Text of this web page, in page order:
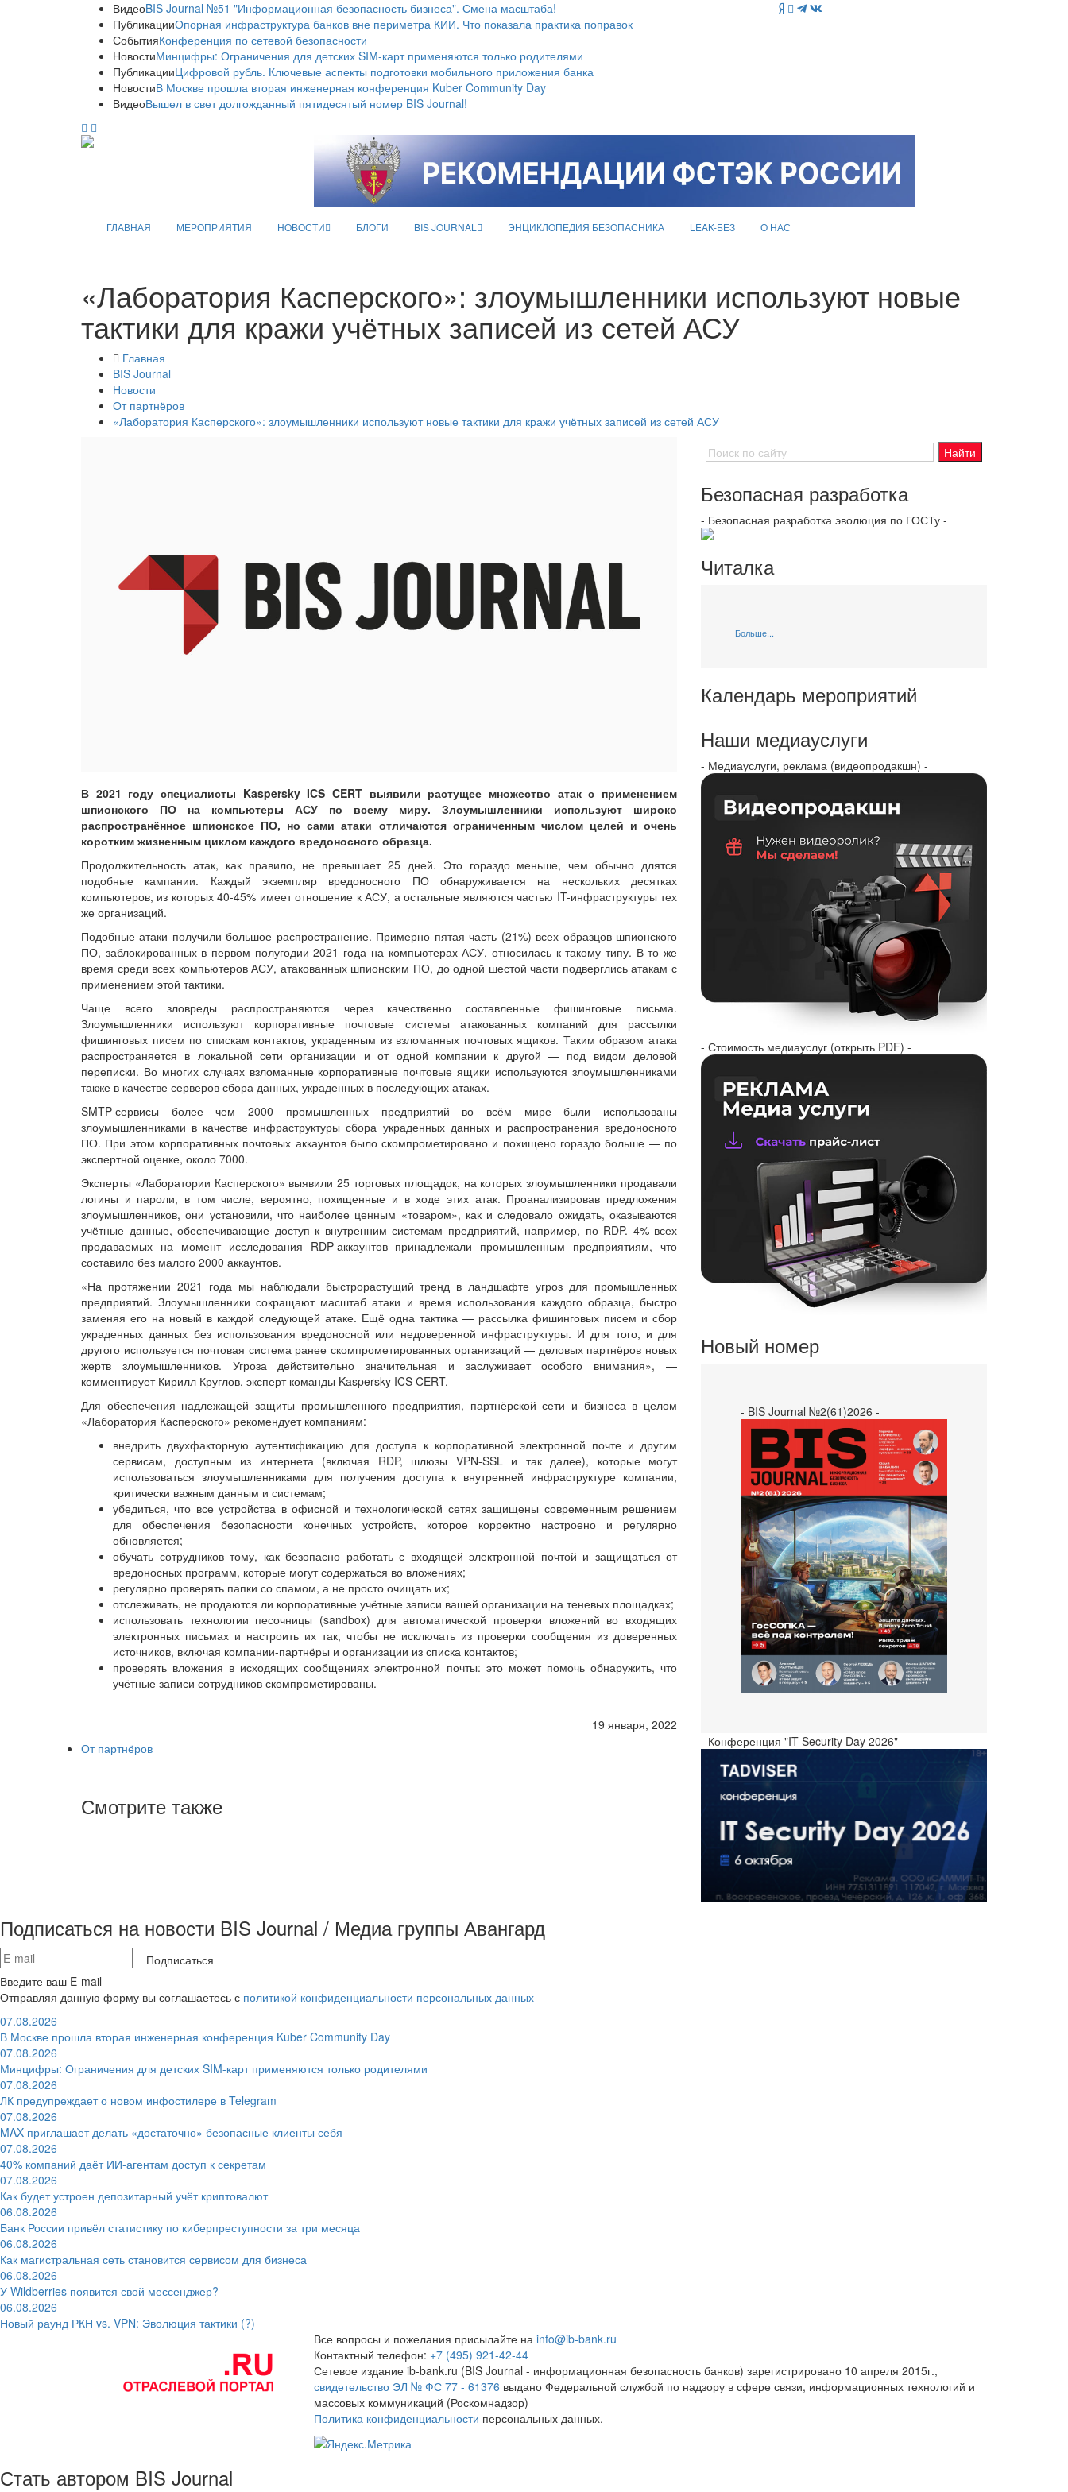
ВидеоBIS Journal №51 "Информационная безопасность бизнеса". Смена масштаба!
ПубликацииОпорная инфраструктура банков вне периметра КИИ. Что показала практика поправок
СобытияКонференция по сетевой безопасности
НовостиМинцифры: Ограничения для детских SIM-карт применяются только родителями
ПубликацииЦифровой рубль. Ключевые аспекты подготовки мобильного приложения банка
НовостиВ Москве прошла вторая инженерная конференция Kuber Community Day
ВидеоВышел в свет долгожданный пятидесятый номер BIS Journal!
ГЛАВНАЯ МЕРОПРИЯТИЯ НОВОСТИ БЛОГИ BIS JOURNAL ЭНЦИКЛОПЕДИЯ БЕЗОПАСНИКА LEAK-БЕЗ О НАС
«Лаборатория Касперского»: злоумышленники используют новые
тактики для кражи учётных записей из сетей АСУ
Главная
BIS Journal
Новости
От партнёров
«Лаборатория Касперского»: злоумышленники используют новые тактики для кражи учётных записей из сетей АСУ
В 2021 году специалисты Kaspersky ICS CERT выявили растущее множество атак с применением
шпионского ПО на компьютеры АСУ по всему миру. Злоумышленники используют широко
распространённое шпионское ПО, но сами атаки отличаются ограниченным числом целей и очень
коротким жизненным циклом каждого вредоносного образца.
Продолжительность атак, как правило, не превышает 25 дней. Это гораздо меньше, чем обычно длятся
подобные кампании. Каждый экземпляр вредоносного ПО обнаруживается на нескольких десятках
компьютеров, из которых 40-45% имеет отношение к АСУ, а остальные являются частью IT-инфраструктуры тех
же организаций.
Подобные атаки получили большое распространение. Примерно пятая часть (21%) всех образцов шпионского
ПО, заблокированных в первом полугодии 2021 года на компьютерах АСУ, относилась к такому типу. В то же
время среди всех компьютеров АСУ, атакованных шпионским ПО, до одной шестой части подверглись атакам с
применением этой тактики.
Чаще всего зловреды распространяются через качественно составленные фишинговые письма.
Злоумышленники используют корпоративные почтовые системы атакованных компаний для рассылки
фишинговых писем по спискам контактов, украденным из взломанных почтовых ящиков. Таким образом атака
распространяется в локальной сети организации и от одной компании к другой — под видом деловой
переписки. Во многих случаях взломанные корпоративные почтовые ящики используются злоумышленниками
также в качестве серверов сбора данных, украденных в последующих атаках.
SMTP-сервисы более чем 2000 промышленных предприятий во всём мире были использованы
злоумышленниками в качестве инфраструктуры сбора украденных данных и распространения вредоносного
ПО. При этом корпоративных почтовых аккаунтов было скомпрометировано и похищено гораздо больше — по
экспертной оценке, около 7000.
Эксперты «Лаборатории Касперского» выявили 25 торговых площадок, на которых злоумышленники продавали
логины и пароли, в том числе, вероятно, похищенные и в ходе этих атак. Проанализировав предложения
злоумышленников, они установили, что наиболее ценным «товаром», как и следовало ожидать, оказываются
учётные данные, обеспечивающие доступ к внутренним системам предприятий, например, по RDP. 4% всех
продаваемых на момент исследования RDP-аккаунтов принадлежали промышленным предприятиям, что
составило без малого 2000 аккаунтов.
«На протяжении 2021 года мы наблюдали быстрорастущий тренд в ландшафте угроз для промышленных
предприятий. Злоумышленники сокращают масштаб атаки и время использования каждого образца, быстро
заменяя его на новый в каждой следующей атаке. Ещё одна тактика — рассылка фишинговых писем и сбор
украденных данных без использования вредоносной или недоверенной инфраструктуры. И для того, и для
другого используется почтовая система ранее скомпрометированных организаций — деловых партнёров новых
жертв злоумышленников. Угроза действительно значительная и заслуживает особого внимания», —
комментирует Кирилл Круглов, эксперт команды Kaspersky ICS CERT.
Для обеспечения надлежащей защиты промышленного предприятия, партнёрской сети и бизнеса в целом
«Лаборатория Касперского» рекомендует компаниям:
внедрить двухфакторную аутентификацию для доступа к корпоративной электронной почте и другим
сервисам, доступным из интернета (включая RDP, шлюзы VPN-SSL и так далее), которые могут
использоваться злоумышленниками для получения доступа к внутренней инфраструктуре компании,
критически важным данным и системам;
убедиться, что все устройства в офисной и технологической сетях защищены современным решением
для обеспечения безопасности конечных устройств, которое корректно настроено и регулярно
обновляется;
обучать сотрудников тому, как безопасно работать с входящей электронной почтой и защищаться от
вредоносных программ, которые могут содержаться во вложениях;
регулярно проверять папки со спамом, а не просто очищать их;
отслеживать, не продаются ли корпоративные учётные записи вашей организации на теневых площадках;
использовать технологии песочницы (sandbox) для автоматической проверки вложений во входящих
электронных письмах и настроить их так, чтобы не исключать из проверки сообщения из доверенных
источников, включая компании-партнёры и организации из списка контактов;
проверять вложения в исходящих сообщениях электронной почты: это может помочь обнаружить, что
учётные записи сотрудников скомпрометированы.
19 января, 2022
От партнёров
Смотрите также
Безопасная разработка
- Безопасная разработка эволюция по ГОСТу -
Читалка
Больше...
Календарь мероприятий
Наши медиауслуги
- Медиауслуги, реклама (видеопродакшн) -
- Стоимость медиауслуг (открыть PDF) -
Новый номер
- BIS Journal №2(61)2026 -
- Конференция "IT Security Day 2026" -
Подписаться на новости BIS Journal / Медиа группы Авангард
Подписаться
Введите ваш E-mail
Отправляя данную форму вы соглашаетесь с политикой конфиденциальности персональных данных
07.08.2026
В Москве прошла вторая инженерная конференция Kuber Community Day
07.08.2026
Минцифры: Ограничения для детских SIM-карт применяются только родителями
07.08.2026
ЛК предупреждает о новом инфостилере в Telegram
07.08.2026
MAX приглашает делать «достаточно» безопасные клиенты себя
07.08.2026
40% компаний даёт ИИ‑агентам доступ к секретам
07.08.2026
Как будет устроен депозитарный учёт криптовалют
06.08.2026
Банк России привёл статистику по киберпреступности за три месяца
06.08.2026
Как магистральная сеть становится сервисом для бизнеса
06.08.2026
У Wildberries появится свой мессенджер?
06.08.2026
Новый раунд РКН vs. VPN: Эволюция тактики (?)
Все вопросы и пожелания присылайте на info@ib-bank.ru
Контактный телефон: +7 (495) 921-42-44
Сетевое издание ib-bank.ru (BIS Journal - информационная безопасность банков) зарегистрировано 10 апреля 2015г.,
свидетельство ЭЛ № ФС 77 - 61376 выдано Федеральной службой по надзору в сфере связи, информационных технологий и
массовых коммуникаций (Роскомнадзор)
Политика конфиденциальности персональных данных.
Стать автором BIS Journal